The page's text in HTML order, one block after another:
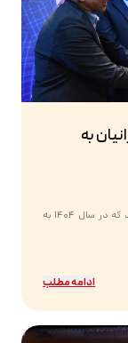
به
شرکت زعفران مصطفوی مهر ایرانیان با افتخار اعلام می‌کند که در سال ۱۴۰۴ به
ادامه مطلب